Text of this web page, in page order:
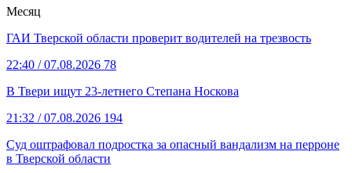
Месяц
ГАИ Тверской области проверит водителей на трезвость
22:40 / 07.08.2026 78
В Твери ищут 23-летнего Степана Носкова
21:32 / 07.08.2026 194
Суд оштрафовал подростка за опасный вандализм на перроне
в Тверской области